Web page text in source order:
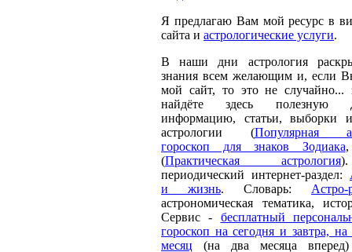
Я предлагаю Вам мой ресурс в
сайта и астрологические услуги.
В наши дни астрология
знания всем желающим и, если
мой сайт, то это не случайно...
найдёте здесь полезную
информацию, статьи, выборки
астрологии (Популярная
гороскоп для знаков Зодиака
(Практическая астрология
периодический интернет-раздел:
и жизнь. Словарь: Астро-
астрономическая тематика,
Сервис - бесплатный
гороскоп на сегодня и завтра,
месяц (на два месяца вперед)